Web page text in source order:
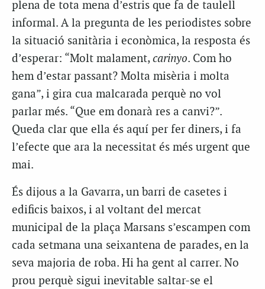
plena de tota mena d’estris que fa de taulell
informal. A la pregunta de les periodistes sobre
la situació sanitària i econòmica, la resposta és
d’esperar: “Molt malament, carinyo. Com ho
hem d’estar passant? Molta misèria i molta
gana”, i gira cua malcarada perquè no vol
parlar més. “Que em donarà res a canvi?”.
Queda clar que ella és aquí per fer diners, i fa
l’efecte que ara la necessitat és més urgent que
mai.
És dijous a la Gavarra, un barri de casetes i
edificis baixos, i al voltant del mercat
municipal de la plaça Marsans s’escampen com
cada setmana una seixantena de parades, en la
seva majoria de roba. Hi ha gent al carrer. No
prou perquè sigui inevitable saltar-se el